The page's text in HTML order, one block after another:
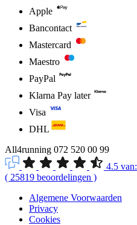
Apple
Bancontact
Mastercard
Maestro
PayPal
Klarna Pay later
Visa
DHL
All4running 072 520 00 99
4.5 van:
( 25819 beoordelingen )
Algemene Voorwaarden
Privacy
Cookies